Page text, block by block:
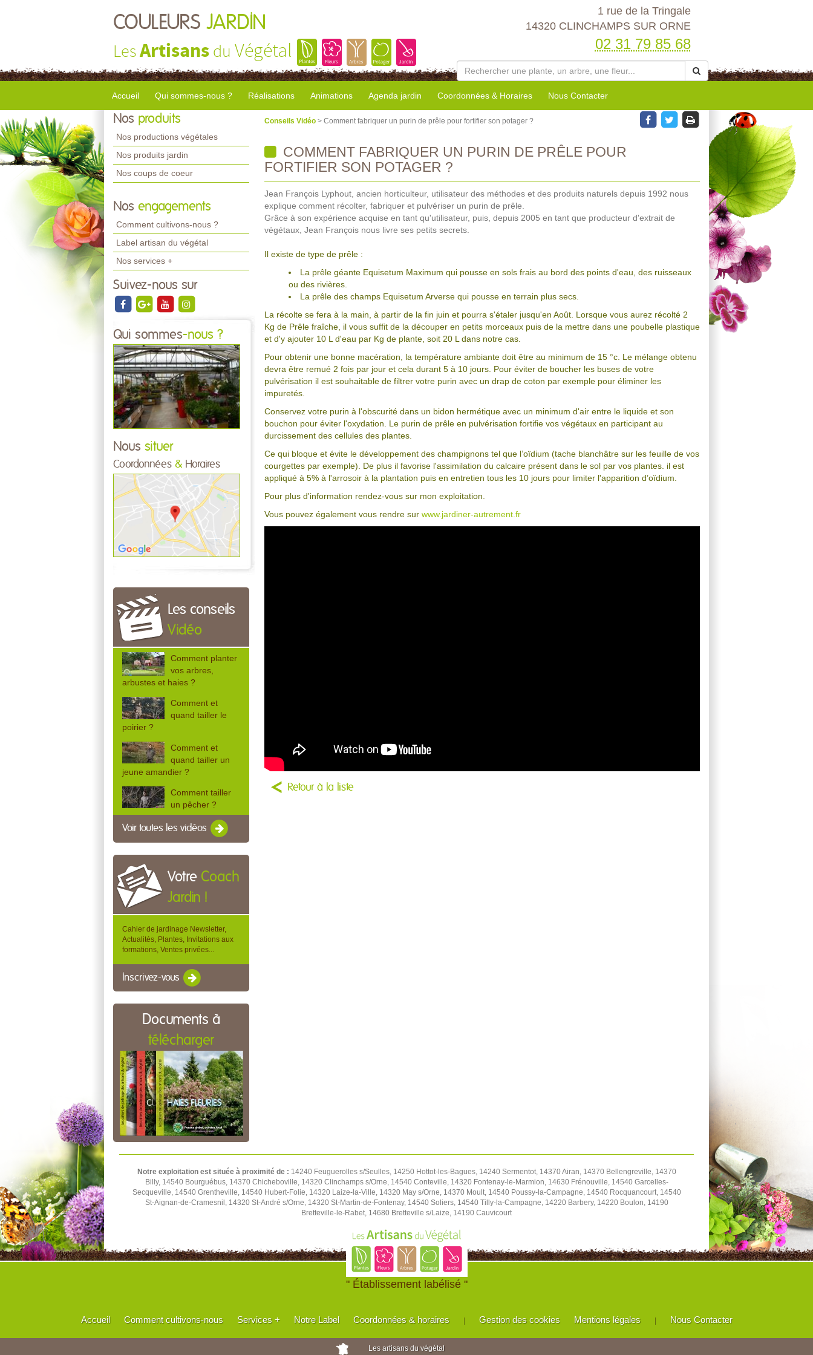
COULEURS JARDIN
LesArtisans du Végétal
1 rue de la Tringale
14320 CLINCHAMPS SUR ORNE
02 31 79 85 68
Accueil Qui sommes-nous ? Réalisations Animations Agenda jardin Coordonnées & Horaires Nous Contacter
Nos produits
Nos productions végétales
Nos produits jardin
Nos coups de coeur
Nos engagements
Comment cultivons-nous ?
Label artisan du végétal
Nos services +
Suivez-nous sur
Qui sommes-nous ?
Nous situer
Coordonnées & Horaires
Les conseils
Vidéo
Comment planter
vos arbres,
arbustes et haies ?
Comment et
quand tailler le
poirier ?
Comment et
quand tailler un
jeune amandier ?
Comment tailler
un pêcher ?
Voir toutes les vidéos
Votre Coach
Jardin !
Cahier de jardinage Newsletter,
Actualités, Plantes, Invitations aux
formations, Ventes privées...
Inscrivez-vous
Documents à
télécharger
Conseils Vidéo > Comment fabriquer un purin de prêle pour fortifier son potager ?
COMMENT FABRIQUER UN PURIN DE PRÊLE POUR
FORTIFIER SON POTAGER ?
Jean François Lyphout, ancien horticulteur, utilisateur des méthodes et des produits naturels depuis 1992 nous
explique comment récolter, fabriquer et pulvériser un purin de prêle.
Grâce à son expérience acquise en tant qu'utilisateur, puis, depuis 2005 en tant que producteur d'extrait de
végétaux, Jean François nous livre ses petits secrets.
Il existe de type de prêle :
La prêle géante Equisetum Maximum qui pousse en sols frais au bord des points d'eau, des ruisseaux
ou des rivières.
La prêle des champs Equisetum Arverse qui pousse en terrain plus secs.
La récolte se fera à la main, à partir de la fin juin et pourra s'étaler jusqu'en Août. Lorsque vous aurez récolté 2
Kg de Prêle fraîche, il vous suffit de la découper en petits morceaux puis de la mettre dans une poubelle plastique
et d'y ajouter 10 L d'eau par Kg de plante, soit 20 L dans notre cas.
Pour obtenir une bonne macération, la température ambiante doit être au minimum de 15 °c. Le mélange obtenu
devra être remué 2 fois par jour et cela durant 5 à 10 jours. Pour éviter de boucher les buses de votre
pulvérisation il est souhaitable de filtrer votre purin avec un drap de coton par exemple pour éliminer les
impuretés.
Conservez votre purin à l'obscurité dans un bidon hermétique avec un minimum d'air entre le liquide et son
bouchon pour éviter l'oxydation. Le purin de prêle en pulvérisation fortifie vos végétaux en participant au
durcissement des cellules des plantes.
Ce qui bloque et évite le développement des champignons tel que l’oïdium (tache blanchâtre sur les feuille de vos
courgettes par exemple). De plus il favorise l'assimilation du calcaire présent dans le sol par vos plantes. il est
appliqué à 5% à l'arrosoir à la plantation puis en entretien tous les 10 jours pour limiter l'apparition d’oïdium.
Pour plus d'information rendez-vous sur mon exploitation.
Vous pouvez également vous rendre sur www.jardiner-autrement.fr
Retour à la liste
Notre exploitation est située à proximité de : 14240 Feuguerolles s/Seulles, 14250 Hottot-les-Bagues, 14240 Sermentot, 14370 Airan, 14370 Bellengreville, 14370
Billy, 14540 Bourguébus, 14370 Chicheboville, 14320 Clinchamps s/Orne, 14540 Conteville, 14320 Fontenay-le-Marmion, 14630 Frénouville, 14540 Garcelles-
Secqueville, 14540 Grentheville, 14540 Hubert-Folie, 14320 Laize-la-Ville, 14320 May s/Orne, 14370 Moult, 14540 Poussy-la-Campagne, 14540 Rocquancourt, 14540
St-Aignan-de-Cramesnil, 14320 St-André s/Orne, 14320 St-Martin-de-Fontenay, 14540 Soliers, 14540 Tilly-la-Campagne, 14220 Barbery, 14220 Boulon, 14190
Bretteville-le-Rabet, 14680 Bretteville s/Laize, 14190 Cauvicourt
" Établissement labélisé "
Accueil Comment cultivons-nous Services + Notre Label Coordonnées & horaires Gestion des cookies Mentions légales Nous Contacter
Les artisans du végétal